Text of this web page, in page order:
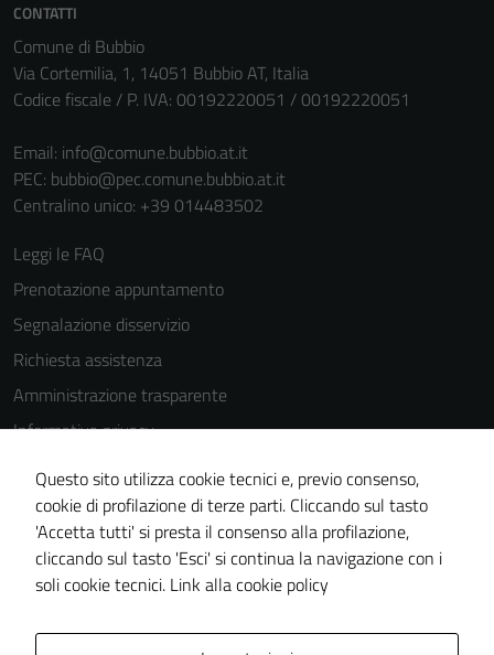
CONTATTI
Comune di Bubbio
Via Cortemilia, 1, 14051 Bubbio AT, Italia
Codice fiscale / P. IVA: 00192220051 / 00192220051
Email: info@comune.bubbio.at.it
PEC: bubbio@pec.comune.bubbio.at.it
Centralino unico: +39 014483502
Leggi le FAQ
Prenotazione appuntamento
Segnalazione disservizio
Richiesta assistenza
Amministrazione trasparente
Informativa privacy
Cookie Policy
Note legali
Dichiarazione di accessibilità
Piano di miglioramento del sito
Questo sito utilizza cookie tecnici e, previo consenso,
cookie di profilazione di terze parti. Cliccando sul tasto
'Accetta tutti' si presta il consenso alla profilazione,
cliccando sul tasto 'Esci' si continua la navigazione con i
soli cookie tecnici. Link alla cookie policy